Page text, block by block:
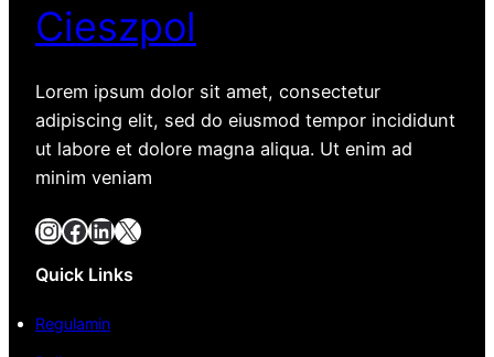
Cieszpol
Lorem ipsum dolor sit amet, consectetur
adipiscing elit, sed do eiusmod tempor incididunt
ut labore et dolore magna aliqua. Ut enim ad
minim veniam
InstagramFacebook LinkedIn X
Quick Links
Regulamin